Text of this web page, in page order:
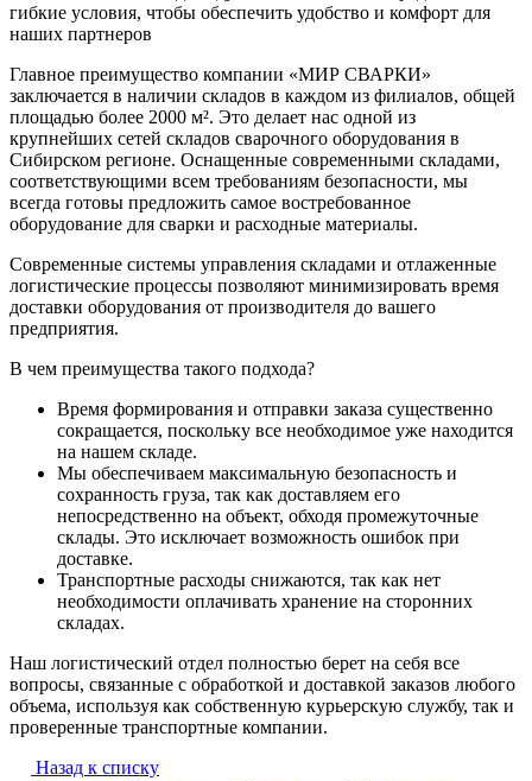
гибкие условия, чтобы обеспечить удобство и комфорт для
наших партнеров
Главное преимущество компании «МИР СВАРКИ»
заключается в наличии складов в каждом из филиалов, общей
площадью более 2000 м². Это делает нас одной из
крупнейших сетей складов сварочного оборудования в
Сибирском регионе. Оснащенные современными складами,
соответствующими всем требованиям безопасности, мы
всегда готовы предложить самое востребованное
оборудование для сварки и расходные материалы.
Современные системы управления складами и отлаженные
логистические процессы позволяют минимизировать время
доставки оборудования от производителя до вашего
предприятия.
В чем преимущества такого подхода?
Время формирования и отправки заказа существенно
сокращается, поскольку все необходимое уже находится
на нашем складе.
Мы обеспечиваем максимальную безопасность и
сохранность груза, так как доставляем его
непосредственно на объект, обходя промежуточные
склады. Это исключает возможность ошибок при
доставке.
Транспортные расходы снижаются, так как нет
необходимости оплачивать хранение на сторонних
складах.
Наш логистический отдел полностью берет на себя все
вопросы, связанные с обработкой и доставкой заказов любого
объема, используя как собственную курьерскую службу, так и
проверенные транспортные компании.
Назад к списку